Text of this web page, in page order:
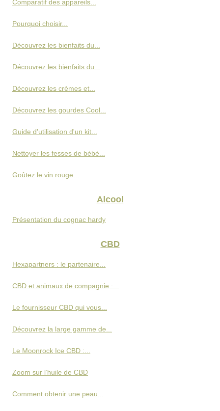
Comparatif des appareils...
Pourquoi choisir...
Découvrez les bienfaits du...
Découvrez les bienfaits du...
Découvrez les crèmes et...
Découvrez les gourdes Cool...
Guide d'utilisation d'un kit...
Nettoyer les fesses de bébé...
Goûtez le vin rouge...
Alcool
Présentation du cognac hardy
CBD
Hexapartners : le partenaire...
CBD et animaux de compagnie :...
Le fournisseur CBD qui vous...
Découvrez la large gamme de...
Le Moonrock Ice CBD :...
Zoom sur l’huile de CBD
Comment obtenir une peau...